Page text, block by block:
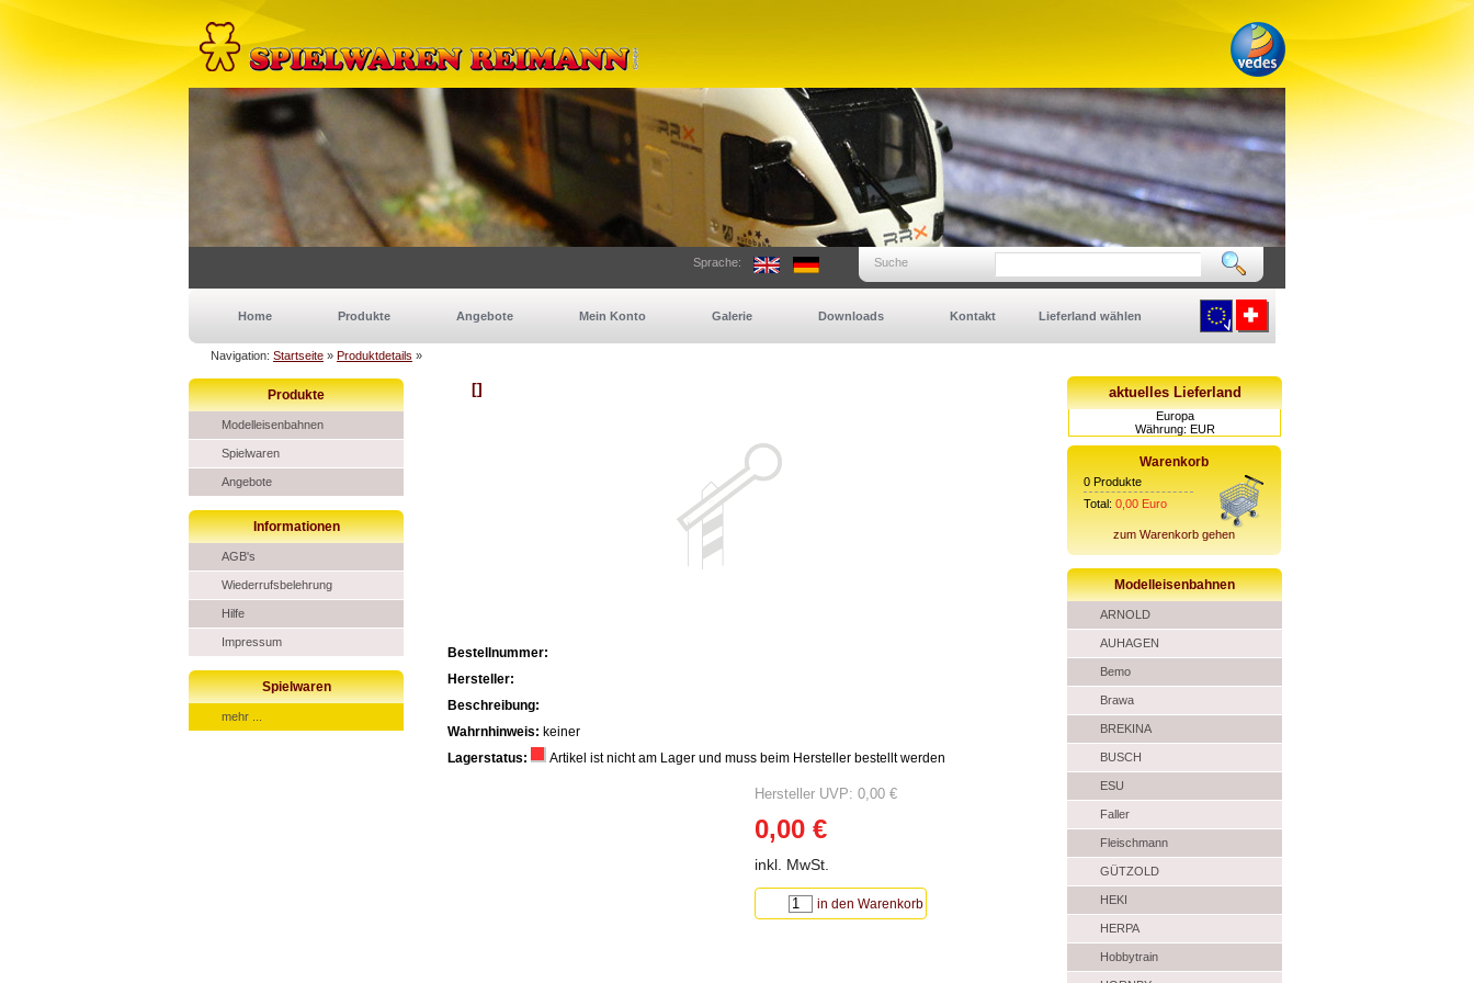
Suche
Sprache:
Home Produkte Angebote Mein Konto Galerie Downloads Kontakt Lieferland wählen
Navigation: Startseite » Produktdetails »
Produkte
Modelleisenbahnen
Spielwaren
Angebote
Informationen
AGB's
Wiederrufsbelehrung
Hilfe
Impressum
Spielwaren
mehr ...
[]
Bestellnummer:
Hersteller:
Beschreibung:
Wahrnhinweis: keiner
Lagerstatus:
Artikel ist nicht am Lager und muss beim Hersteller bestellt werden
Hersteller UVP: 0,00 €
0,00 €
inkl. MwSt.
in den Warenkorb
aktuelles Lieferland
Europa
Währung: EUR
Warenkorb
0 Produkte
Total: 0,00 Euro
zum Warenkorb gehen
Modelleisenbahnen
ARNOLD
AUHAGEN
Bemo
Brawa
BREKINA
BUSCH
ESU
Faller
Fleischmann
GÜTZOLD
HEKI
HERPA
Hobbytrain